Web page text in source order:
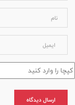
ارسال دیدگاه